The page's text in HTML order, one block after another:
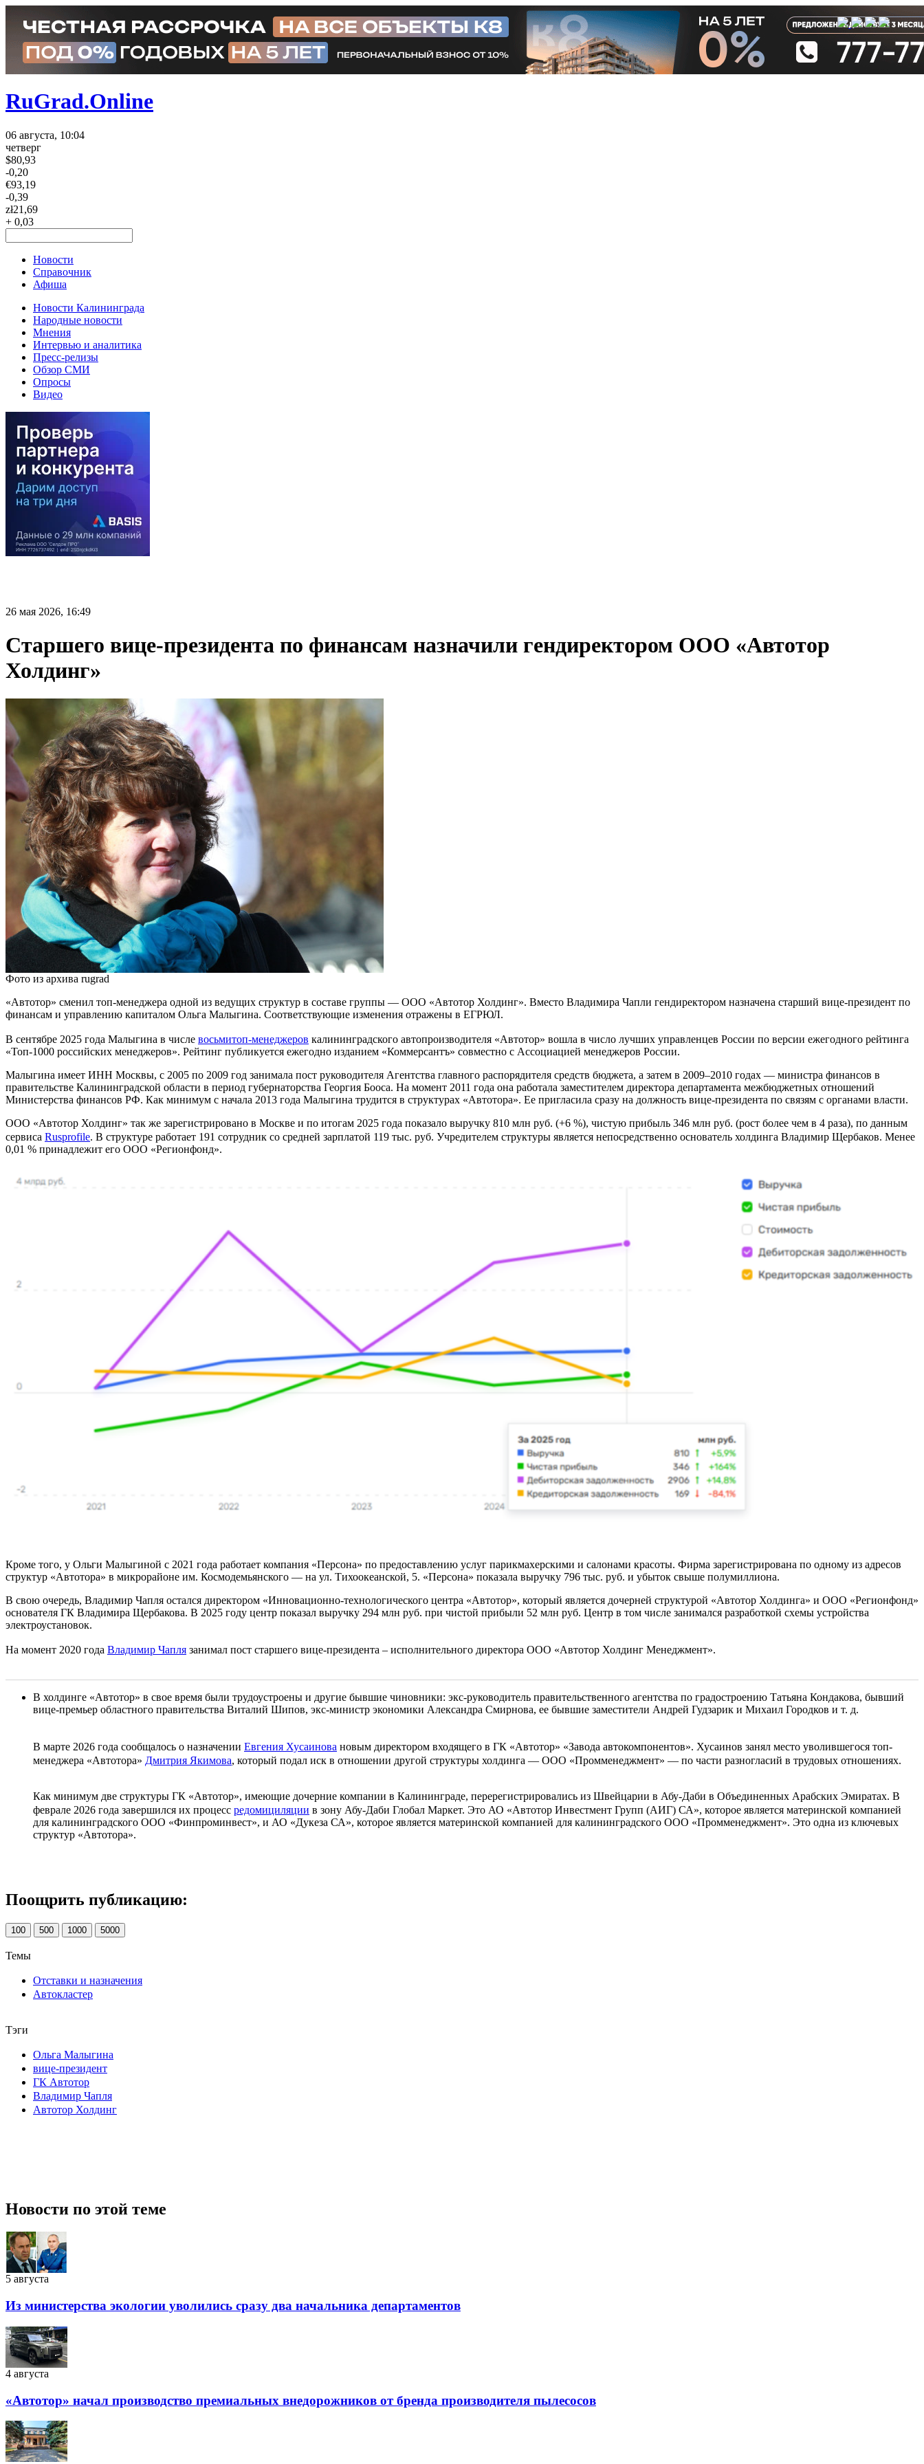
RuGrad.Online
06 августа, 10:04
четверг
$80,93
-0,20
€93,19
-0,39
zł21,69
+ 0,03
Новости
Справочник
Афиша
Новости Калининграда
Народные новости
Мнения
Интервью и аналитика
Пресс-релизы
Обзор СМИ
Опросы
Видео
26 мая 2026, 16:49
Старшего вице-президента по финансам назначили гендиректором ООО «Автотор
Холдинг»
Фото из архива rugrad
«Автотор» сменил топ-менеджера одной из ведущих структур в составе группы — ООО «Автотор Холдинг». Вместо Владимира Чапли гендиректором назначена старший вице-президент по
финансам и управлению капиталом Ольга Малыгина. Соответствующие изменения отражены в ЕГРЮЛ.
В сентябре 2025 года Малыгина в числе восьмитоп-менеджеров калининградского автопроизводителя «Автотор» вошла в число лучших управленцев России по версии ежегодного рейтинга
«Топ-1000 российских менеджеров». Рейтинг публикуется ежегодно изданием «Коммерсантъ» совместно с Ассоциацией менеджеров России.
Малыгина имеет ИНН Москвы, с 2005 по 2009 год занимала пост руководителя Агентства главного распорядителя средств бюджета, а затем в 2009–2010 годах — министра финансов в
правительстве Калининградской области в период губернаторства Георгия Бооса. На момент 2011 года она работала заместителем директора департамента межбюджетных отношений
Министерства финансов РФ. Как минимум с начала 2013 года Малыгина трудится в структурах «Автотора». Ее пригласила сразу на должность вице-президента по связям с органами власти.
ООО «Автотор Холдинг» так же зарегистрировано в Москве и по итогам 2025 года показало выручку 810 млн руб. (+6 %), чистую прибыль 346 млн руб. (рост более чем в 4 раза), по данным
сервиса Rusprofile. В структуре работает 191 сотрудник со средней зарплатой 119 тыс. руб. Учредителем структуры является непосредственно основатель холдинга Владимир Щербаков. Менее
0,01 % принадлежит его ООО «Регионфонд».
Кроме того, у Ольги Малыгиной с 2021 года работает компания «Персона» по предоставлению услуг парикмахерскими и салонами красоты. Фирма зарегистрирована по одному из адресов
структур «Автотора» в микрорайоне им. Космодемьянского — на ул. Тихоокеанской, 5. «Персона» показала выручку 796 тыс. руб. и убыток свыше полумиллиона.
В свою очередь, Владимир Чапля остался директором «Инновационно-технологического центра «Автотор», который является дочерней структурой «Автотор Холдинга» и ООО «Регионфонд»
основателя ГК Владимира Щербакова. В 2025 году центр показал выручку 294 млн руб. при чистой прибыли 52 млн руб. Центр в том числе занимался разработкой схемы устройства
электроустановок.
На момент 2020 года Владимир Чапля занимал пост старшего вице-президента – исполнительного директора ООО «Автотор Холдинг Менеджмент».
В холдинге «Автотор» в свое время были трудоустроены и другие бывшие чиновники: экс-руководитель правительственного агентства по градостроению Татьяна Кондакова, бывший
вице-премьер областного правительства Виталий Шипов, экс-министр экономики Александра Смирнова, ее бывшие заместители Андрей Гудзарик и Михаил Городков и т. д.
В марте 2026 года сообщалось о назначении Евгения Хусаинова новым директором входящего в ГК «Автотор» «Завода автокомпонентов». Хусаинов занял место уволившегося топ-
менеджера «Автотора» Дмитрия Якимова, который подал иск в отношении другой структуры холдинга — ООО «Промменеджмент» — по части разногласий в трудовых отношениях.
Как минимум две структуры ГК «Автотор», имеющие дочерние компании в Калининграде, перерегистрировались из Швейцарии в Абу-Даби в Объединенных Арабских Эмиратах. В
феврале 2026 года завершился их процесс редомициляции в зону Абу-Даби Глобал Маркет. Это АО «Автотор Инвестмент Групп (АИГ) СА», которое является материнской компанией
для калининградского ООО «Финпроминвест», и АО «Дукеза СА», которое является материнской компанией для калининградского ООО «Промменеджмент». Это одна из ключевых
структур «Автотора».
Поощрить публикацию:
100 500 1000 5000
Темы
Отставки и назначения
Автокластер
Тэги
Ольга Малыгина
вице-президент
ГК Автотор
Владимир Чапля
Автотор Холдинг
Новости по этой теме
5 августа
Из министерства экологии уволились сразу два начальника департаментов
4 августа
«Автотор» начал производство премиальных внедорожников от бренда производителя пылесосов